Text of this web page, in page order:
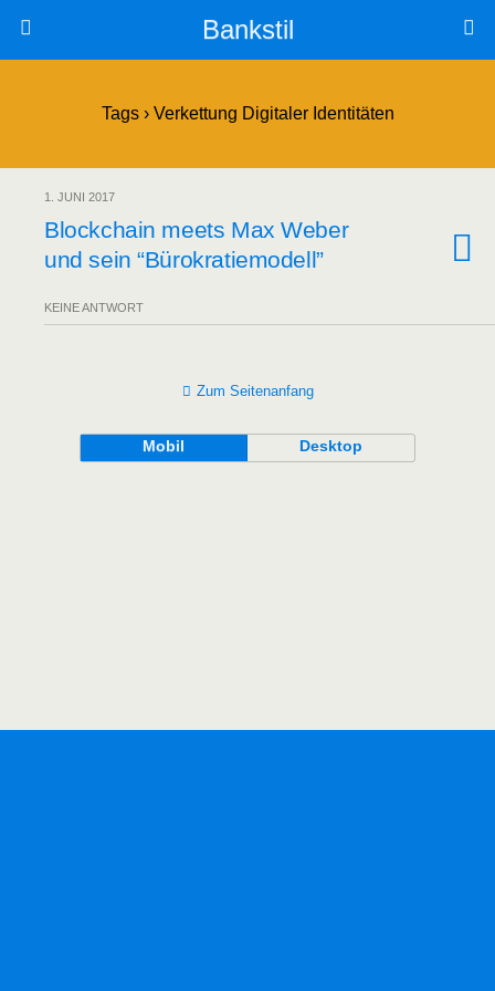
Bankstil
Tags › Verkettung Digitaler Identitäten
1. JUNI 2017
Block­chain meets Max Weber
und sein “Büro­kra­tie­mo­dell”
KEINE ANTWORT
Zum Seitenanfang
Mobil Desktop